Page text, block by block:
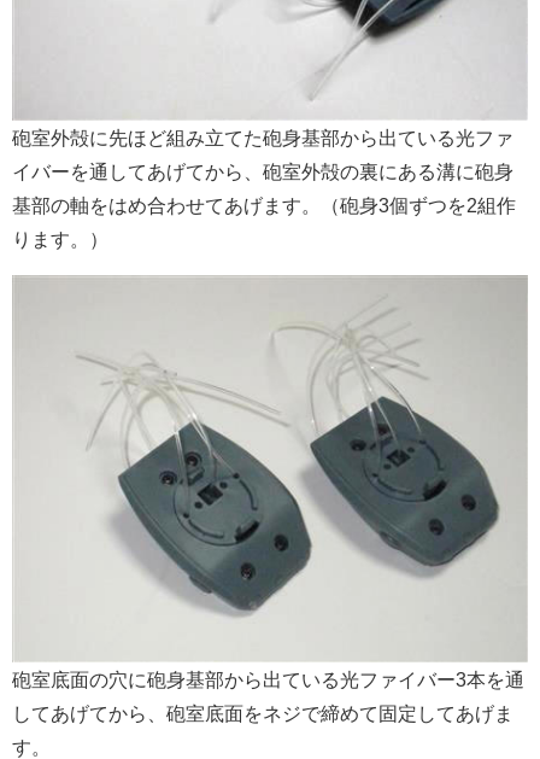
砲室外殻に先ほど組み立てた砲身基部から出ている光ファ
イバーを通してあげてから、砲室外殻の裏にある溝に砲身
基部の軸をはめ合わせてあげます。（砲身3個ずつを2組作
ります。）
砲室底面の穴に砲身基部から出ている光ファイバー3本を通
してあげてから、砲室底面をネジで締めて固定してあげま
す。